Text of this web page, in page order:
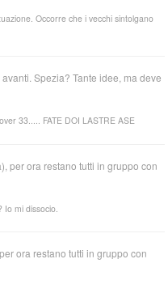
Occorre che i vecchi sintolgano
Spezia? Tante idee, ma deve
33..... FATE DOI LASTRE ASE
per ora restano tutti in gruppo con
Io mi dissocio.
ora restano tutti in gruppo con